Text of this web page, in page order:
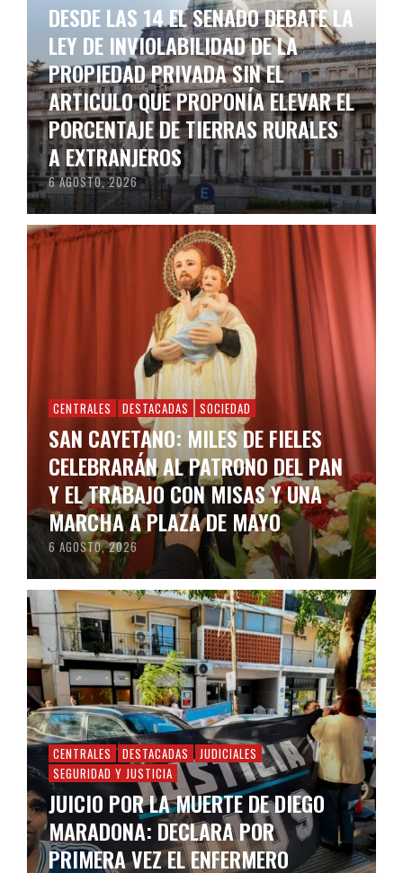
DESDE LAS 14 EL SENADO DEBATE LA
LEY DE INVIOLABILIDAD DE LA
PROPIEDAD PRIVADA SIN EL
ARTICULO QUE PROPONÍA ELEVAR EL
PORCENTAJE DE TIERRAS RURALES
A EXTRANJEROS
6 AGOSTO, 2026
CENTRALES DESTACADAS SOCIEDAD
SAN CAYETANO: MILES DE FIELES
CELEBRARÁN AL PATRONO DEL PAN
Y EL TRABAJO CON MISAS Y UNA
MARCHA A PLAZA DE MAYO
6 AGOSTO, 2026
CENTRALES DESTACADAS
JUDICIALES
SEGURIDAD Y JUSTICIA
JUICIO POR LA MUERTE DE DIEGO
MARADONA: DECLARA POR
PRIMERA VEZ EL ENFERMERO